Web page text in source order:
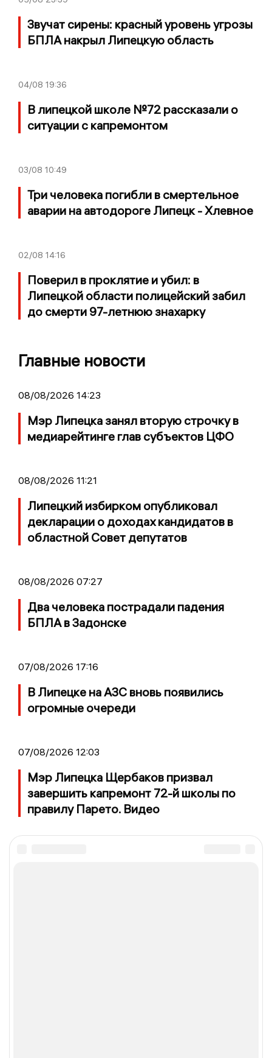
Звучат сирены: красный уровень угрозы
БПЛА накрыл Липецкую область
04/08 19:36
В липецкой школе №72 рассказали о
ситуации с капремонтом
03/08 10:49
Три человека погибли в смертельное
аварии на автодороге Липецк - Хлевное
02/08 14:16
Поверил в проклятие и убил: в
Липецкой области полицейский забил
до смерти 97-летнюю знахарку
Главные новости
08/08/2026 14:23
Мэр Липецка занял вторую строчку в
медиарейтинге глав субъектов ЦФО
08/08/2026 11:21
Липецкий избирком опубликовал
декларации о доходах кандидатов в
областной Совет депутатов
08/08/2026 07:27
Два человека пострадали падения
БПЛА в Задонске
07/08/2026 17:16
В Липецке на АЗС вновь появились
огромные очереди
07/08/2026 12:03
Мэр Липецка Щербаков призвал
завершить капремонт 72-й школы по
правилу Парето. Видео